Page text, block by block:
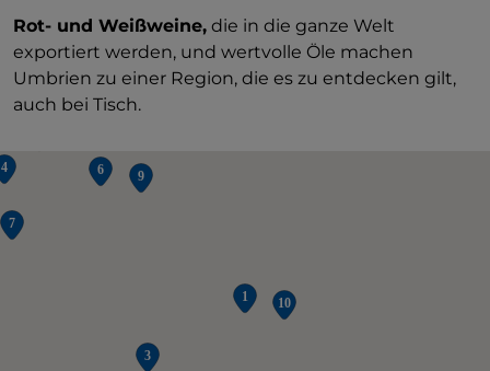
Rot- und Weißweine, die in die ganze Welt
exportiert werden, und wertvolle Öle machen
Umbrien zu einer Region, die es zu entdecken gilt,
auch bei Tisch.